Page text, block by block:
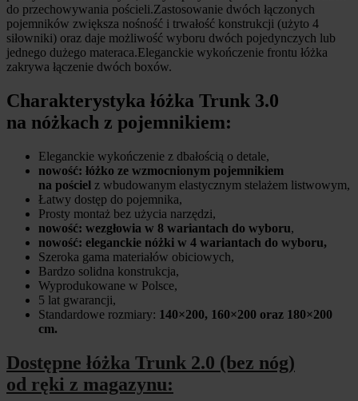
do przechowywania pościeli.Zastosowanie dwóch łączonych
pojemników zwiększa nośność i trwałość konstrukcji (użyto 4
siłowniki) oraz daje możliwość wyboru dwóch pojedynczych lub
jednego dużego materaca.Eleganckie wykończenie frontu łóżka
zakrywa łączenie dwóch boxów.
Charakterystyka łóżka Trunk 3.0
na nóżkach z pojemnikiem:
Eleganckie wykończenie z dbałością o detale,
nowość: łóżko ze wzmocnionym pojemnikiem
na pościel z wbudowanym elastycznym stelażem listwowym,
Łatwy dostęp do pojemnika,
Prosty montaż bez użycia narzędzi,
nowość: wezgłowia w 8 wariantach do wyboru,
nowość: eleganckie nóżki w 4 wariantach do wyboru,
Szeroka gama materiałów obiciowych,
Bardzo solidna konstrukcja,
Wyprodukowane w Polsce,
5 lat gwarancji,
Standardowe rozmiary: 140×200, 160×200 oraz 180×200
cm.
Dostępne łóżka Trunk 2.0 (bez nóg)
od ręki z magazynu: